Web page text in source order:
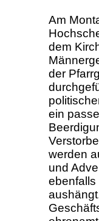
Am
dem
der
ein
werden
und
ebenfalls